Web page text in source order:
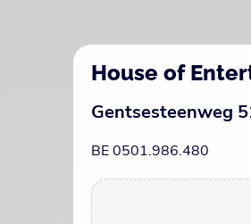
House of
Gentsesteenweg
BE 0501.986.480